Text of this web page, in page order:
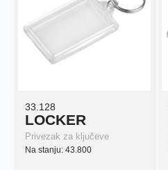
33.128
LOCKER
Privezak za ključeve
Na stanju: 43.800